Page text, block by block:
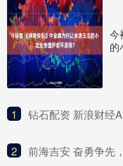
今
的
1 钻石配资 新浪财经
2 前海吉安 奋勇争先